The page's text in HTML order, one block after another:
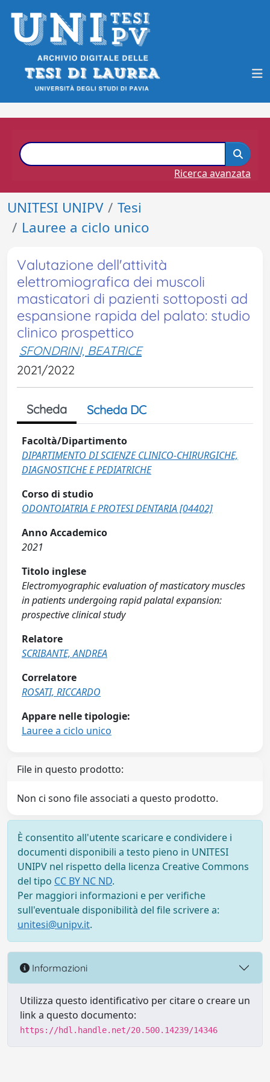
Ricerca avanzata
UNITESI UNIPV
Tesi
Lauree a ciclo unico
Valutazione dell'attività
elettromiografica dei muscoli
masticatori di pazienti sottoposti ad
espansione rapida del palato: studio
clinico prospettico
SFONDRINI, BEATRICE
2021/2022
Scheda Scheda DC
Facoltà/Dipartimento
DIPARTIMENTO DI SCIENZE CLINICO-CHIRURGICHE,
DIAGNOSTICHE E PEDIATRICHE
Corso di studio
ODONTOIATRIA E PROTESI DENTARIA [04402]
Anno Accademico
2021
Titolo inglese
Electromyographic evaluation of masticatory muscles
in patients undergoing rapid palatal expansion:
prospective clinical study
Relatore
SCRIBANTE, ANDREA
Correlatore
ROSATI, RICCARDO
Appare nelle tipologie:
Lauree a ciclo unico
File in questo prodotto:
Non ci sono file associati a questo prodotto.
È consentito all'utente scaricare e condividere i
documenti disponibili a testo pieno in UNITESI
UNIPV nel rispetto della licenza Creative Commons
del tipo CC BY NC ND.
Per maggiori informazioni e per verifiche
sull'eventuale disponibilità del file scrivere a:
unitesi@unipv.it.
Informazioni
Utilizza questo identificativo per citare o creare un
link a questo documento:
https://hdl.handle.net/20.500.14239/14346